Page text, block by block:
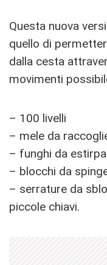
Questa nuova
quello di
dalla cesta
movimenti
– 100 livelli
– mele da
– funghi da
– blocchi da
– serrature da
piccole chiavi.